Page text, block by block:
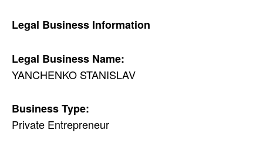
Legal Business Information
Legal Business Name:
YANCHENKO STANISLAV
Business Type:
Private Entrepreneur